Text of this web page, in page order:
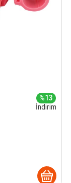
%13
İndirim